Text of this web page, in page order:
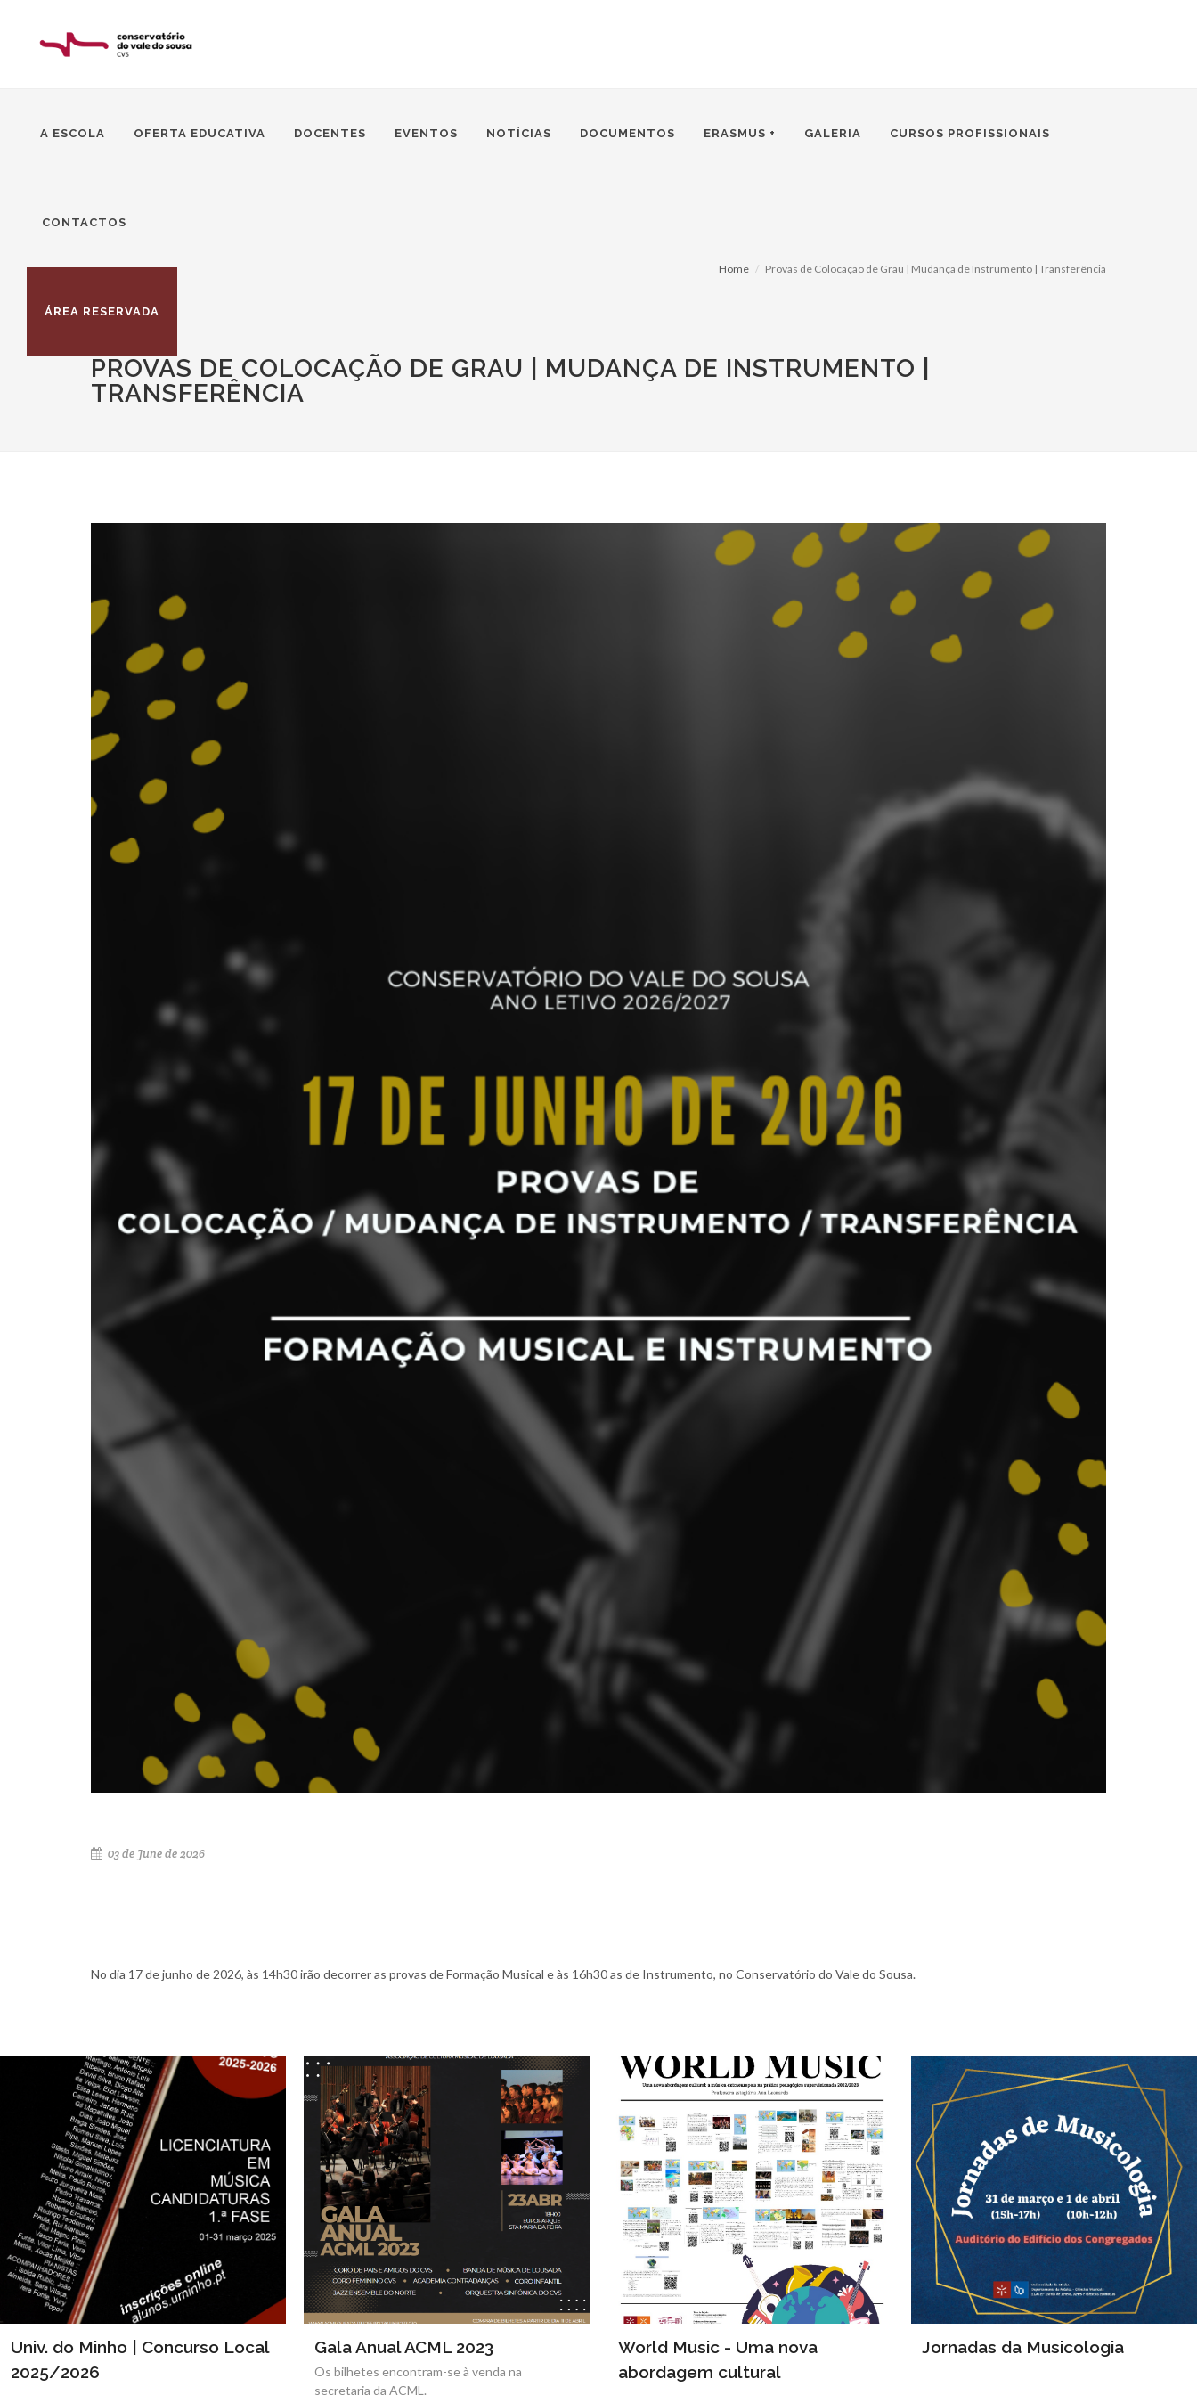
A ESCOLA OFERTA EDUCATIVA DOCENTES EVENTOS NOTÍCIAS DOCUMENTOS ERASMUS + GALERIA CURSOS PROFISSIONAIS
CONTACTOS
ÁREA RESERVADA
PROVAS DE COLOCAÇÃO DE GRAU | MUDANÇA DE INSTRUMENTO |
TRANSFERÊNCIA
Home Provas de Colocação de Grau | Mudança de Instrumento | Transferência
03 de June de 2026
No dia 17 de junho de 2026, às 14h30 irão decorrer as provas de Formação Musical e às 16h30 as de Instrumento, no Conservatório do Vale do Sousa.
Univ. do Minho | Concurso Local
2025/2026
Gala Anual ACML 2023
Os bilhetes encontram-se à venda na
secretaria da ACML.
World Music - Uma nova
abordagem cultural
Jornadas da Musicologia